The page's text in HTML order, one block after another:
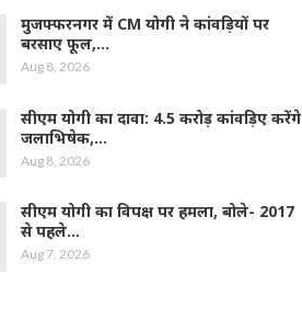
मुजफ्फरनगर में CM योगी ने कांवड़ियों पर
बरसाए फूल,…
Aug 8, 2026
सीएम योगी का दावा: 4.5 करोड़ कांवड़िए करेंगे
जलाभिषेक,…
Aug 8, 2026
सीएम योगी का विपक्ष पर हमला, बोले- 2017
से पहले…
Aug 7, 2026